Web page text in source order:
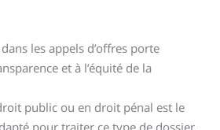
les appels d’offres porte
et à l’équité de la
public ou en droit pénal est le
pour traiter ce type de dossier.